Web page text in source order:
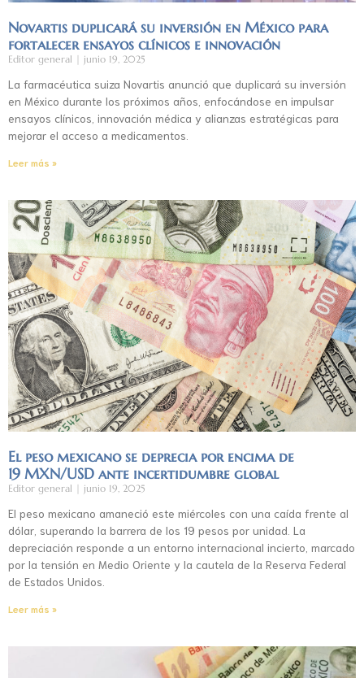
Novartis duplicará su inversión en México para
fortalecer ensayos clínicos e innovación
Editor general junio 19, 2025
La farmacéutica suiza Novartis anunció que duplicará su inversión
en México durante los próximos años, enfocándose en impulsar
ensayos clínicos, innovación médica y alianzas estratégicas para
mejorar el acceso a medicamentos.
Leer más »
El peso mexicano se deprecia por encima de
19 MXN/USD ante incertidumbre global
Editor general junio 19, 2025
El peso mexicano amaneció este miércoles con una caída frente al
dólar, superando la barrera de los 19 pesos por unidad. La
depreciación responde a un entorno internacional incierto, marcado
por la tensión en Medio Oriente y la cautela de la Reserva Federal
de Estados Unidos.
Leer más »